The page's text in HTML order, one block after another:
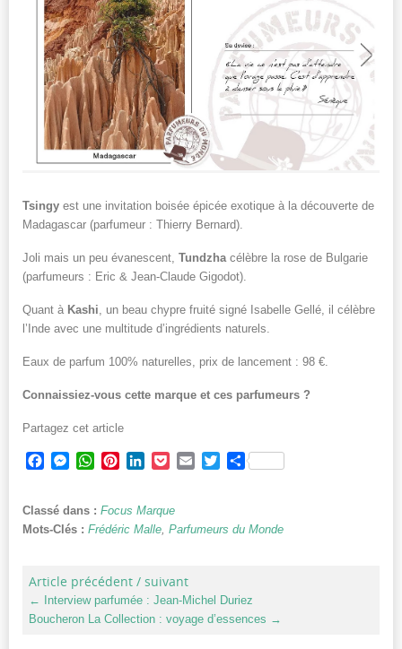
Tsingy est une invitation boisée épicée exotique à la découverte de
Madagascar (parfumeur : Thierry Bernard).
Joli mais un peu évanescent, Tundzha célèbre la rose de Bulgarie
(parfumeurs : Eric & Jean-Claude Gigodot).
Quant à Kashi , un beau chypre fruité signé Isabelle Gellé, il célèbre
l’Inde avec une multitude d’ingrédients naturels.
Eaux de parfum 100% naturelles, prix de lancement : 98 €.
Connaissiez-vous cette marque et ces parfumeurs ?
Partagez cet article
Facebook
Messenger
WhatsApp
PinterestLinkedInPocketEmailTwitterPartager
Classé dans : Focus Marque
Mots-Clés : Frédéric Malle Parfumeurs du Monde
Article précédent / suivant
←
Interview parfumée : Jean-Michel Duriez
Boucheron La Collection : voyage d’essences →